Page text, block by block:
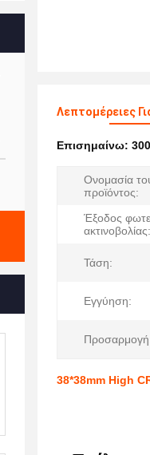
Λεπτομέρειες
Επισημαίνω:
Ονομασία
προϊόντος:
Έξοδος
ακτινοβολίας:
Τάση:
Εγγύηση:
38*38mm High